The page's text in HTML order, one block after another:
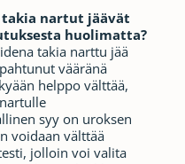
nartut jäävät
huolimatta?
takia narttu jää
vääränä
helppo välttää,
syy on uroksen
voidaan välttää
jolloin voi valita